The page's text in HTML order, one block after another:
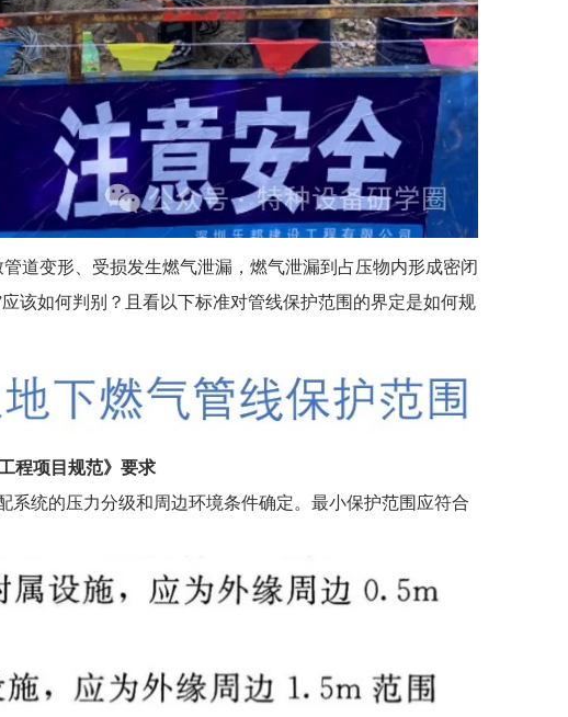
变形、受损发生燃气泄漏，燃气泄漏到占压物内形成密闭
该如何判别？且看以下标准对管线保护范围的界定是如何规
工程项目规范》要求
统的压力分级和周边环境条件确定。最小保护范围应符合